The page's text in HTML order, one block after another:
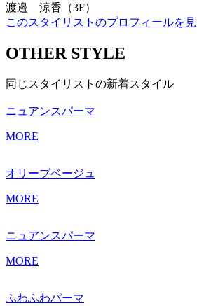
渡邉 涼香（3F）
このスタイリストのプロフィールを
OTHER STYLE
同じスタイリストの新着スタイル
ニュアンスパーマ
MORE
オリーブベージュ
MORE
ニュアンスパーマ
MORE
ふわふわパーマ